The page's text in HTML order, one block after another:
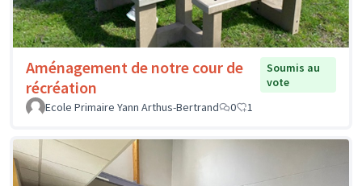
Aménagement de notre cour de
récréation
Soumis au
vote
Ecole Primaire Yann Arthus-Bertrand
0 1